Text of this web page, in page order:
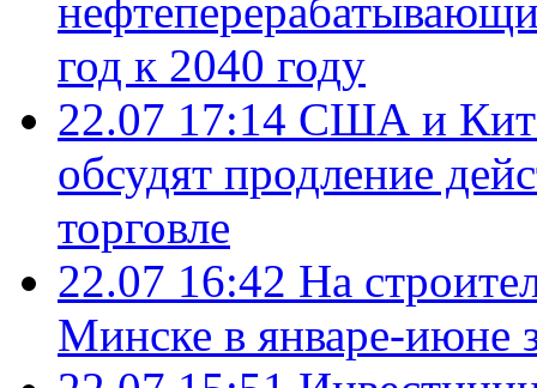
год к 2040 году
22.07 17:14 США и
обсудят продление
торговле
22.07 16:42 На
Минске в январе-июне